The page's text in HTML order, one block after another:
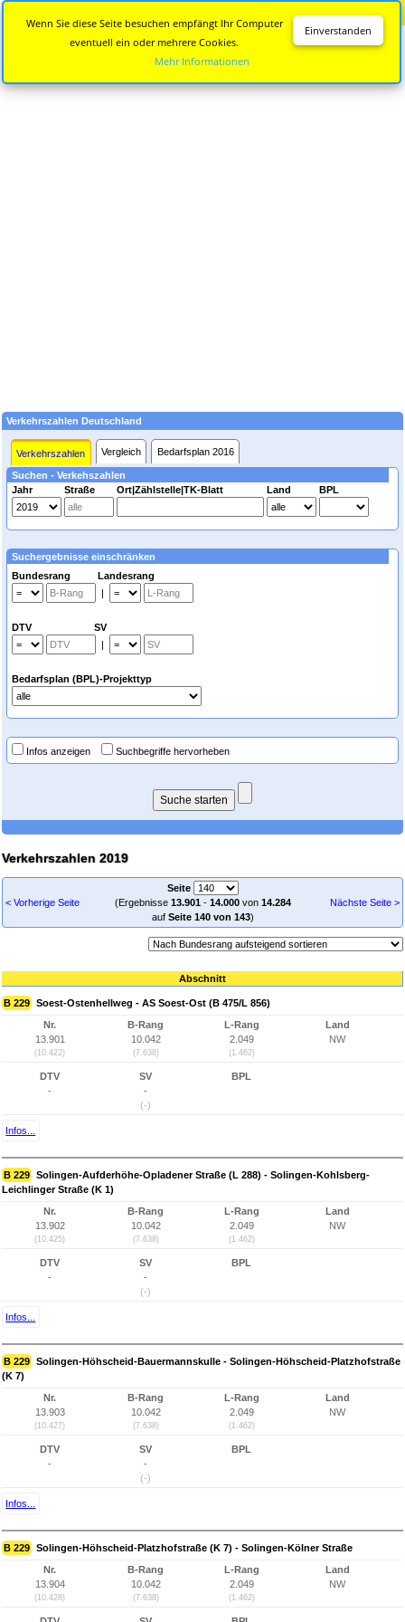
Verkehrszahlen Deutschland
Verkehrszahlen Vergleich Bedarfsplan 2016
Suchen - Verkehszahlen
Jahr
Straße Ort|Zählstelle|TK-Blatt Land BPL
Suchergebnisse einschränken
Bundesrang Landesrang
|
DTV SV
|
Bedarfsplan (BPL)-Projekttyp
Infos anzeigen Suchbegriffe hervorheben
Verkehrszahlen 2019
< Vorherige Seite
Seite
(Ergebnisse 13.901- 14.000von 14.284
auf Seite 140 von 143)
Nächste Seite >
Abschnitt
B 229 Soest-Ostenhellweg - AS Soest-Ost (B 475/L 856)
Nr.
13.901
(10.422)
B-Rang
10.042
(7.638)
L-Rang
2.049
(1.462)
Land
NW
DTV
-
SV
-
(-)
BPL
Infos...
B 229 Solingen-Aufderhöhe-Opladener Straße (L 288) - Solingen-Kohlsberg-
Leichlinger Straße (K 1)
Nr.
13.902
(10.425)
B-Rang
10.042
(7.638)
L-Rang
2.049
(1.462)
Land
NW
DTV
-
SV
-
(-)
BPL
Infos...
B 229 Solingen-Höhscheid-Bauermannskulle - Solingen-Höhscheid-Platzhofstraße
(K 7)
Nr.
13.903
(10.427)
B-Rang
10.042
(7.638)
L-Rang
2.049
(1.462)
Land
NW
DTV
-
SV
-
(-)
BPL
Infos...
B 229 Solingen-Höhscheid-Platzhofstraße (K 7) - Solingen-Kölner Straße
Nr.
13.904
(10.428)
B-Rang
10.042
(7.638)
L-Rang
2.049
(1.462)
Land
NW
Einverstanden
Wenn Sie diese Seite besuchen empfängt Ihr Computer
eventuell ein oder mehrere Cookies.
Mehr Informationen